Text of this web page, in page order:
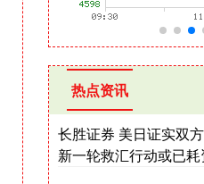
热点资讯
长胜证券 美日证实双
新一轮救汇行动或已